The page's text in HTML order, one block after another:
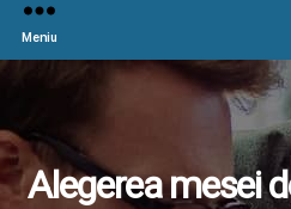
Meniu
Alegerea mesei